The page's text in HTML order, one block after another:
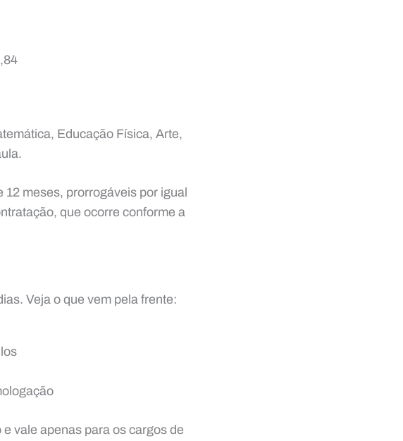
Educação Física, Arte,
meses, prorrogáveis por igual
que ocorre conforme a
Veja o que vem pela frente:
vale apenas para os cargos de